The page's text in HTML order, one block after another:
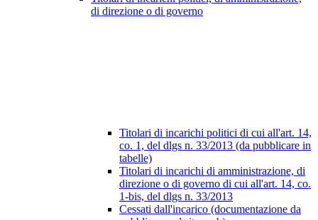
di direzione o di governo
Titolari di incarichi politici di cui all'art. 14,
co. 1, del dlgs n. 33/2013 (da pubblicare in
tabelle)
Titolari di incarichi di amministrazione, di
direzione o di governo di cui all'art. 14, co.
1-bis, del dlgs n. 33/2013
Cessati dall'incarico (documentazione da